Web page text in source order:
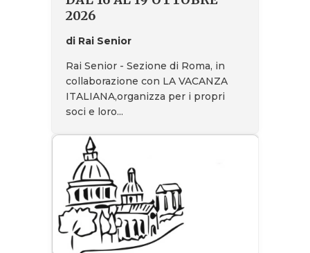
2026
di Rai Senior
Rai Senior - Sezione di Roma, in
collaborazione con LA VACANZA
ITALIANA,organizza per i propri
soci e loro...